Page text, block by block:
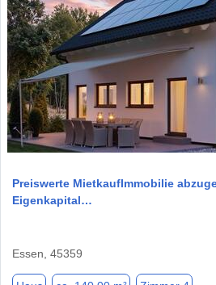
Preiswerte MietkaufImmobilie
Eigenkapital…
Essen, 45359